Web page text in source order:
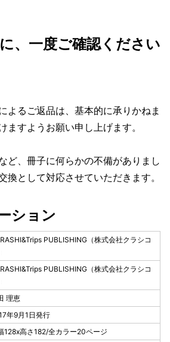
に、一度ご確認ください
よるご返品は、基本的に承りかねま
ますようお願い申し上げます。
ど、冊子に何らかの不備がありまし
換として対応させていただきます。
ション
PUBLISHING（株式会社クラシコ
PUBLISHING（株式会社クラシコ
理恵
年9月1日発行
128x高さ182/全カラー20ページ